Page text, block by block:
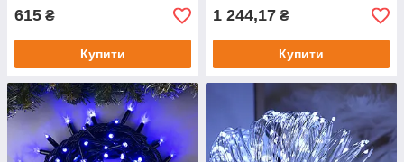
615 ₴
Купити
1 244,17 ₴
Купити